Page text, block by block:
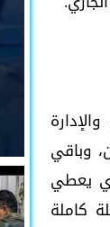
وباقي
يعطي
كاملة